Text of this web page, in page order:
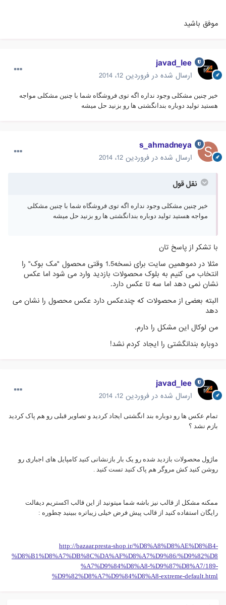
موفق باشید
javad_lee
ارسال شده در فروردین 12، 2014
خیر چنین مشکلی وجود نداره اگه توی فروشگاه شما با چنین مشکلی مواجه
هستید تولید دوباره بندانگشتی ها رو بزنید حل میشه
s_ahmadneya
ارسال شده در فروردین 12، 2014
نقل قول
خیر چنین مشکلی وجود نداره اگه توی فروشگاه شما با چنین مشکلی
مواجه هستید تولید دوباره بندانگشتی ها رو بزنید حل میشه
با تشکر از پاسخ تان
مثلا در دموهمین سایت برای نسخه1.5 وقتی محصول "مک بوک" را
انتخاب می کنیم به بلوک محصولات بازدید وارد می شود اما عکس
نشان نمی دهد اما سه تا عکس دارد.
البته بعضی از محصولات که چندعکس دارد عکس محصول را نشان می
دهد
من لوکال این مشکل را دارم.
دوباره بندانگشتی را ایجاد کردم نشد!
javad_lee
ارسال شده در فروردین 12، 2014
تمام عکس ها رو دوباره بند انگشتی ایجاد کردید و تصاویر قبلی رو هم پاک کردید
بازم نشد ؟
ماژول محصولات بازدید شده رو یک بار بازنشانی کنید کامپایل های اجباری رو
روشن کنید کش مروگر هم پاک کنید تست کنید .
ممکنه مشکل از قالب نیز باشه شما میتونید از این قالب اکستریم دیفالت
رایگان استفاده کنید از قالب پیش فرض خیلی زیباتره ببینید چطوره :
http://bazaar.presta-shop.ir/%D8%A8%D8%AE%D8%B4-
%D8%B1%D8%A7%DB%8C%DA%AF%D8%A7%D9%86/%D9%82%D8
%A7%D9%84%D8%A8-%D9%87%D8%A7/189-
%D9%82%D8%A7%D9%84%D8%A8-extreme-default.html